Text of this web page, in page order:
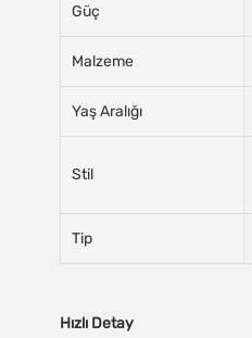
Güç
Malzeme
Yaş Aralığı
Stil
Tip
Hızlı Detay